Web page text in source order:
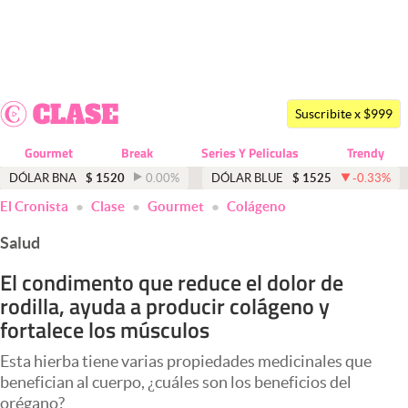
Dólar
Economía y Política
Finanzas y Mercados
Negocios
Columnistas
Apertura
Suscribite x $999
Gourmet Break Series Y Peliculas Trendy
DÓLAR BNA $ 1520 0.00% DÓLAR BLUE $ 1525 -0.33%
El Cronista Clase Gourmet Colágeno
Salud
El condimento que reduce el dolor de
rodilla, ayuda a producir colágeno y
fortalece los músculos
Esta hierba tiene varias propiedades medicinales que
benefician al cuerpo, ¿cuáles son los beneficios del
orégano?